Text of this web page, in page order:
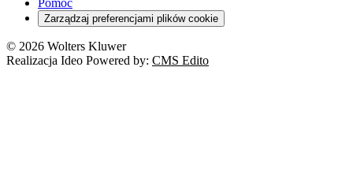
Cyberbezpieczeństwo
Franczyza
Prawo autorskie
Zarządzaj preferencjami plików cookie
© 2026 Wolters Kluwer
Realizacja Ideo Powered by: CMS Edito